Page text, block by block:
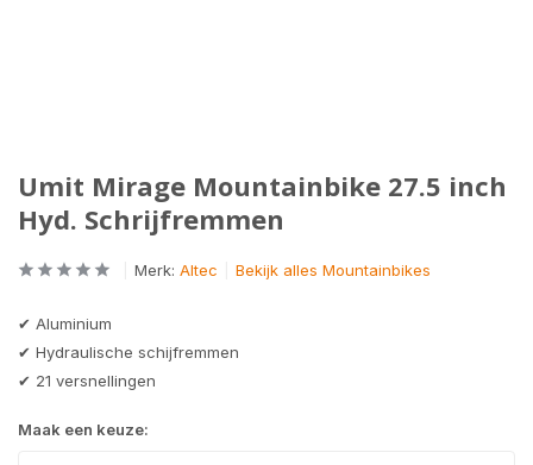
Umit Mirage Mountainbike 27.5 inch
Hyd. Schrijfremmen
Merk: Altec Bekijk alles Mountainbikes
✔ Aluminium
✔ Hydraulische schijfremmen
✔ 21 versnellingen
Maak een keuze: